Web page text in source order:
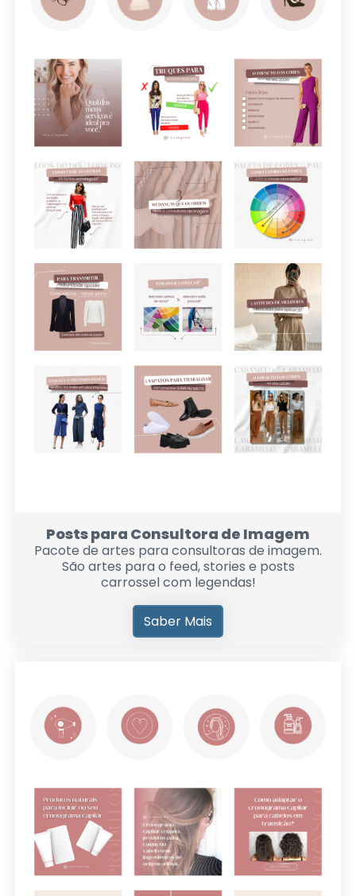
Posts para Consultora de Imagem
Pacote de artes para consultoras de imagem.
São artes para o feed, stories e posts
carrossel com legendas!
Saber Mais